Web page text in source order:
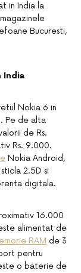
in India la
Bucuresti,
India
Nokia 6 in
Pe de alta
de Rs.
Rs. 9.000.
Nokia Android,
2.5D si
digitala.
16.000
alimentat de
RAM de 3
pentru
o baterie de